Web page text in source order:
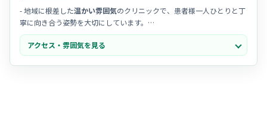
- 地域に根差した温かい雰囲気のクリニックで、患者様一人ひとりと丁
寧に向き合う姿勢を大切にしています。
- 20代からベテランまで幅広い層が活躍中で、困ったときは互いに助け
合うチームワークの良さが魅力です。
- 院長先生が気さくで優しく、スタッフの声に耳を傾けてくれるため、
アクセス・雰囲気を見る